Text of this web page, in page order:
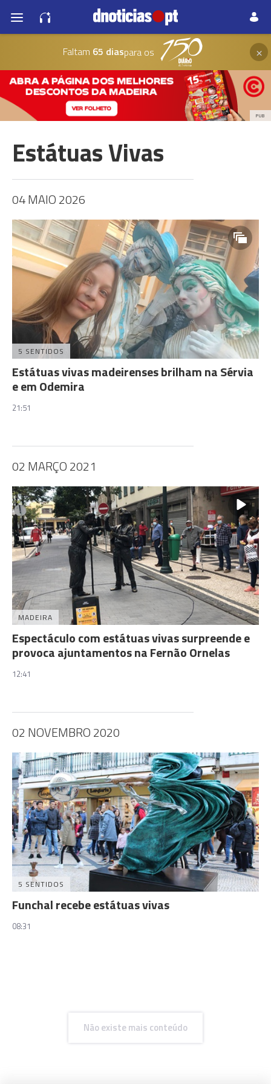
Faltam 65 diaspara os ×
PUB
Estátuas Vivas
04 MAIO 2026
5 SENTIDOS
Estátuas vivas madeirenses brilham na Sérvia
e em Odemira
21:51
02 MARÇO 2021
MADEIRA
Espectáculo com estátuas vivas surpreende e
provoca ajuntamentos na Fernão Ornelas
12:41
02 NOVEMBRO 2020
5 SENTIDOS
Funchal recebe estátuas vivas
08:31
Não existe mais conteúdo